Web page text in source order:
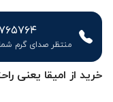
خرید از امیقا یعنی
منتظر صدای گرم